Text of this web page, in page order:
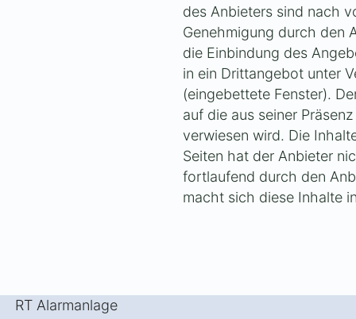
des Anbieters sind nach
Genehmigung durch den
die Einbindung des
in ein Drittangebot unter
(eingebettete Fenster).
auf die aus seiner
verwiesen wird. Die
Seiten hat der Anbieter
fortlaufend durch den
macht sich diese Inhalte
RT Alarmanlage